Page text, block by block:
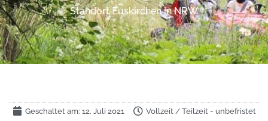
Standort Euskirchen in NRW
Geschaltet am: 12. Juli 2021
Vollzeit / Teilzeit - unbefristet